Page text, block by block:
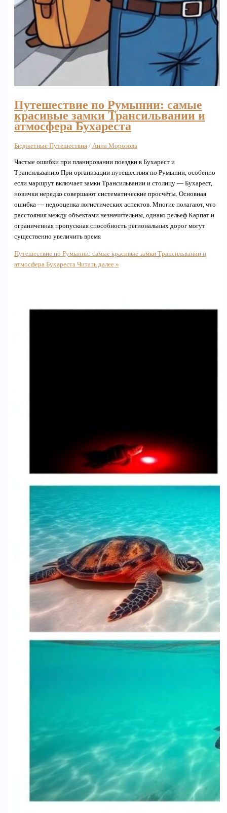
Путешествие по Румынии: самые
красивые замки Трансильвании и
атмосфера Бухареста
Бюджетные Путешествия/ Анна Морозова
Частые ошибки при планировании поездки в Бухарест и
Трансильванию При организации путешествия по Румынии, особенно
если маршрут включает замки Трансильвании и столицу — Бухарест,
новички нередко совершают систематические просчёты. Основная
ошибка — недооценка логистических аспектов. Многие полагают, что
расстояния между объектами незначительны, однако рельеф Карпат и
ограниченная пропускная способность региональных дорог могут
существенно увеличить время
Путешествие по Румынии: самые красивые замки Трансильвании и
атмосфера БухарестаЧитать далее »